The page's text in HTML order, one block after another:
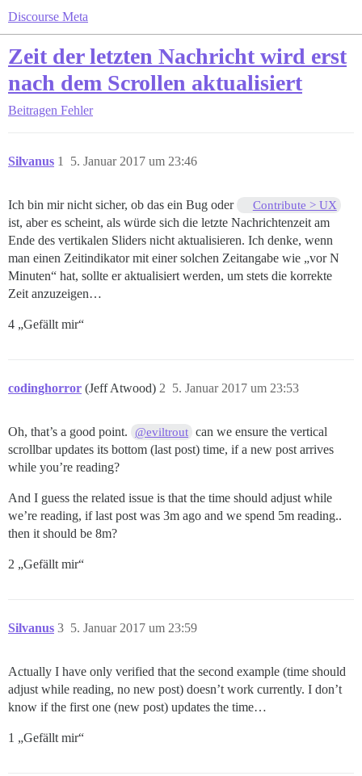
Discourse Meta
Zeit der letzten Nachricht wird erst
nach dem Scrollen aktualisiert
Beitragen Fehler
Silvanus 5. Januar 2017 um 23:46
1
Ich bin mir nicht sicher, ob das ein Bug oder Contribute > UX
ist, aber es scheint, als würde sich die letzte Nachrichtenzeit am
Ende des vertikalen Sliders nicht aktualisieren. Ich denke, wenn
man einen Zeitindikator mit einer solchen Zeitangabe wie „vor N
Minuten“ hat, sollte er aktualisiert werden, um stets die korrekte
Zeit anzuzeigen…
4 „Gefällt mir“
codinghorror (Jeff Atwood) 5. Januar 2017 um 23:53
2
Oh, that’s a good point. @eviltrout can we ensure the vertical
scrollbar updates its bottom (last post) time, if a new post arrives
while you’re reading?
And I guess the related issue is that the time should adjust while
we’re reading, if last post was 3m ago and we spend 5m reading..
then it should be 8m?
2 „Gefällt mir“
Silvanus 5. Januar 2017 um 23:59
3
Actually I have only verified that the second example (time should
adjust while reading, no new post) doesn’t work currently. I don’t
know if the first one (new post) updates the time…
1 „Gefällt mir“